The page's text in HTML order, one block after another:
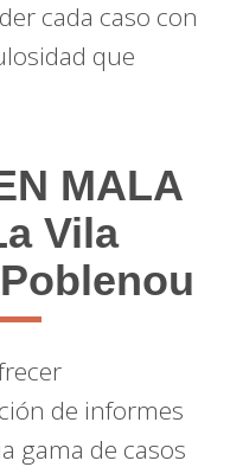
cada caso con
que
MALA
Vila
de informes
gama de casos